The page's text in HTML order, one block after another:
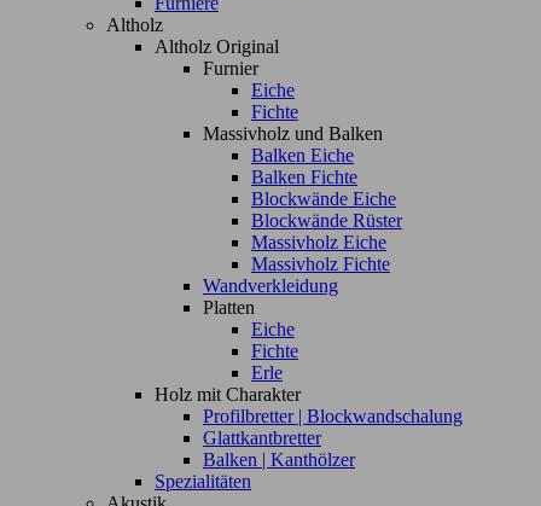
Altholz
Altholz Original
Furnier
Eiche
Fichte
Massivholz und Balken
Balken Eiche
Balken Fichte
Blockwände Eiche
Blockwände Rüster
Massivholz Eiche
Massivholz Fichte
Wandverkleidung
Platten
Eiche
Fichte
Erle
Holz mit Charakter
Profilbretter | Blockwandschalung
Glattkantbretter
Balken | Kanthölzer
Spezialitäten